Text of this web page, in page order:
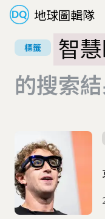
地球圖輯隊
標籤
智
的搜索